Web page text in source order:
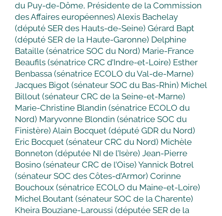
du Puy-de-Dôme, Présidente de la Commission
des Affaires européennes) Alexis Bachelay
(député SER des Hauts-de-Seine) Gérard Bapt
(député SER de la Haute-Garonne) Delphine
Bataille (sénatrice SOC du Nord) Marie-France
Beaufils (sénatrice CRC d’Indre-et-Loire) Esther
Benbassa (sénatrice ECOLO du Val-de-Marne)
Jacques Bigot (sénateur SOC du Bas-Rhin) Michel
Billout (sénateur CRC de la Seine-et-Marne)
Marie-Christine Blandin (sénatrice ECOLO du
Nord) Maryvonne Blondin (sénatrice SOC du
Finistère) Alain Bocquet (député GDR du Nord)
Eric Bocquet (sénateur CRC du Nord) Michèle
Bonneton (députée NI de l’Isère) Jean-Pierre
Bosino (sénateur CRC de l’Oise) Yannick Botrel
(sénateur SOC des Côtes-d’Armor) Corinne
Bouchoux (sénatrice ECOLO du Maine-et-Loire)
Michel Boutant (sénateur SOC de la Charente)
Kheira Bouziane-Laroussi (députée SER de la